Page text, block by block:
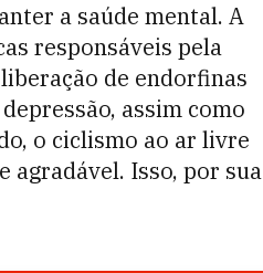
a saúde mental. A
responsáveis pela
de endorfinas
assim como
o ciclismo ao ar livre
agradável. Isso, por sua